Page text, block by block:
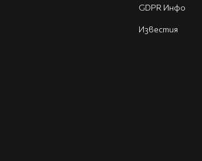
GDPR Инфо
Известия